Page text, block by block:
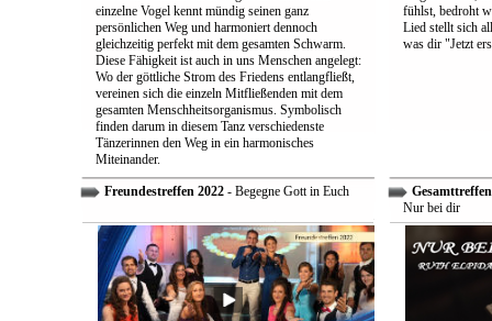
einzelne Vogel kennt mündig seinen ganz
persönlichen Weg und harmoniert dennoch
gleichzeitig perfekt mit dem gesamten Schwarm.
Diese Fähigkeit ist auch in uns Menschen angelegt:
Wo der göttliche Strom des Friedens entlangfließt,
vereinen sich die einzeln Mitfließenden mit dem
gesamten Menschheitsorganismus. Symbolisch
finden darum in diesem Tanz verschiedenste
Tänzerinnen den Weg in ein harmonisches
Miteinander.
fühlst, bedroht
Lied stellt sich
was dir "Jetzt
Freundestreffen 2022- Begegne Gott in Euch
Nur bei dir